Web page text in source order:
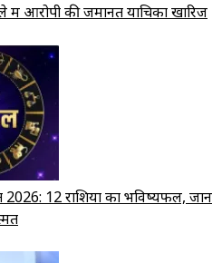
में आरोपी की जमानत याचिका खारिज
12 राशियों का भविष्यफल, जानें